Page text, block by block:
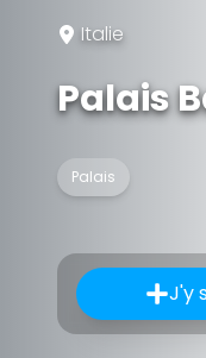
Italie
Palais
Palais
J'y